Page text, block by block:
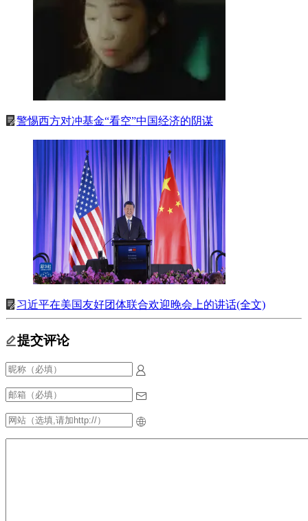
提交评论
警惕西方对冲基金“看空”中国经济的阴谋
习近平在美国友好团体联合欢迎晚会上的讲话(全文)